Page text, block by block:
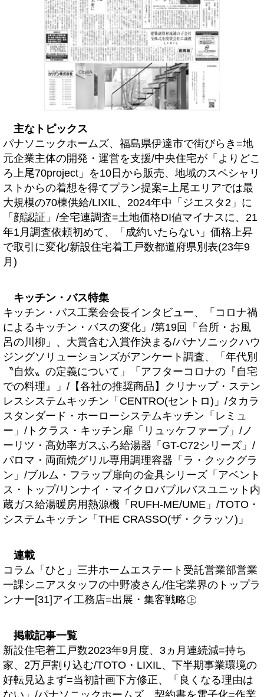
主なトピックス
パナソニックホームズ、福島県伊達市で街びらき=地
元企業主体の開発・運営を支援/中央住宅が「よりどこ
ろ上尾70project」を10日から販売、地域のスペシャリ
ストからの着想を得てプラン提案=上尾エリアでは最
大規模の70棟供給/LIXIL、2024年中「ジエスタ2」に
「顔認証」/全宅連調査=土地価格DI値マイナスに、21
年1月調査依頼初めて、「成約いたらない」価格上昇
で取引に変化/新設住宅着工戸数都道府県別表(23年9
月)
キッチン・バス特集
キッチン・バス工業会会長インタビュー、「コロナ禍
によるキッチン・バスの変化」/第19回「台所・お風
呂の川柳」、大賞含む入賞作決まる/パナソニックハウ
ジングソリューションズがアンケート調査、「年代別
〝自炊〟の定義について」「アフターコロナの『自宅
での料理』」/【各社の推奨商品】クリナップ・ステン
レスシステムキッチン「CENTRO(セントロ)」/タカラ
スタンダード・ホーローシステムキッチン「レミュ
ー」/トクラス・キッチン扉「リュッケファーブ」/ノ
ーリツ・高効率ガスふろ給湯器「GT-C72シリーズ」/
パロマ・両面焼グリル専用調理容器「ラ・クックグラ
ン」/ブルム・フラップ扉向の金具シリーズ「アベント
ス・トップ/リンナイ・マイクロバブルバスユニット内
蔵ガス給湯暖房用熱源機「RUFH-ME/UME」/TOTO・
システムキッチン「THE CRASSO(ザ・クラッソ)」
連載
コラム「ひと」三井ホームエステート受託営業部営業
一課シニアスタッフの中野凌さん/住宅業界のトップラ
ンナー[31]アイ工務店=出展・集客戦略㊤
掲載記事一覧
新設住宅着工戸数2023年9月度、3ヵ月連続減=持ち
家、2万戸割り込む/TOTO・LIXIL、下半期事業環境の
好転見込まず=当初計画下方修正、「良くなる理由は